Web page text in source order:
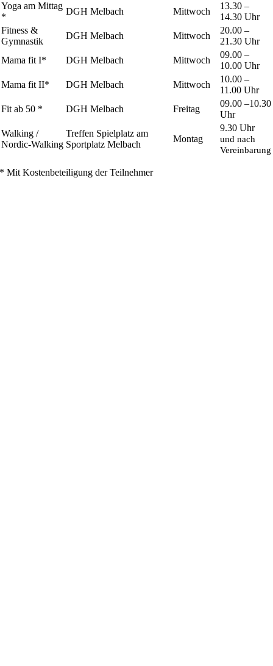
Yoga am Mittag
*
DGH Melbach Mittwoch
13.30 –
14.30 Uhr
Fitness &
Gymnastik
DGH Melbach Mittwoch
20.00 –
21.30 Uhr
Mama fit I*
DGH Melbach Mittwoch
09.00 –
10.00 Uhr
Mama fit II*
DGH Melbach Mittwoch
10.00 –
11.00 Uhr
Fit ab 50 *
DGH Melbach Freitag
09.00 –10.30
Uhr
Walking /
Nordic-Walking
Treffen Spielplatz am
Sportplatz Melbach
Montag
9.30 Uhr
und nach
Vereinbarung
* Mit Kostenbeteiligung der Teilnehmer